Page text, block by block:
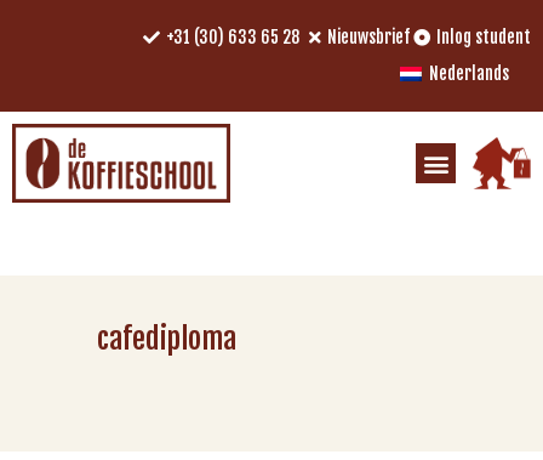
+31 (30) 633 65 28 Nieuwsbrief
Inlog student
Nederlands
cafediploma